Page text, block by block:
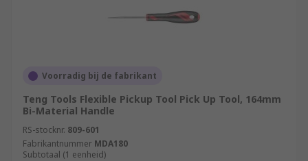
Voorradig bij de fabrikant
Teng Tools Flexible Pickup Tool Pick Up Tool, 164mm
Bi-Material Handle
RS-stocknr. 809-601
Fabrikantnummer MDA180
Subtotaal (1 eenheid)